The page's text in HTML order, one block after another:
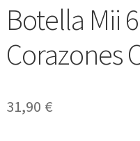
Botella Mii
Corazones
31,90 €